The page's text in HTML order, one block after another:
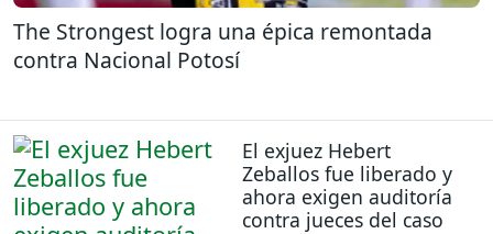
The Strongest logra una épica remontada
contra Nacional Potosí
El exjuez Hebert
Zeballos fue liberado y
ahora exigen auditoría
contra jueces del caso